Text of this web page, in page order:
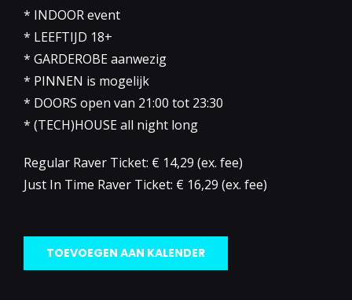
* INDOOR event
* LEEFTIJD 18+
* GARDEROBE aanwezig
* PINNEN is mogelijk
* DOORS open van 21:00 tot 23:30
* (TECH)HOUSE all night long
Regular Raver Ticket: € 14,29 (ex. fee)
Just In Time Raver Ticket: € 16,29 (ex. fee)
TOEVOEGEN AAN KALENDER